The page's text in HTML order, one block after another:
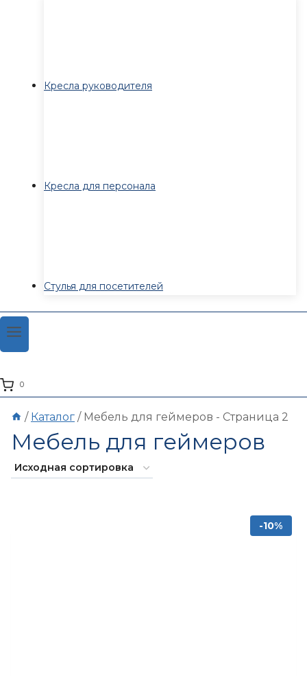
Кресла руководителя
Кресла для персонала
Стулья для посетителей
0
/ Каталог / Мебель для геймеров - Страница 2
Мебель для геймеров
-10%